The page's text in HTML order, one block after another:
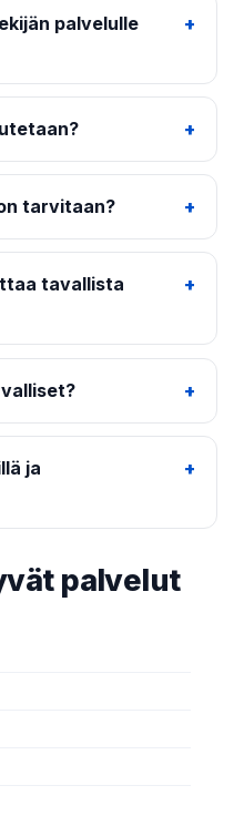
palvelulle
tarvitaan?
tavallista
ja
palvelut